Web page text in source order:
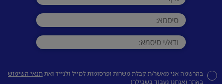
בהרשמה אני מאשר/ת קבלת משרות ופרסומות למייל ולנייד ואתתנאי השימוש
באתר (אנחנו נעבוד בשבילך)